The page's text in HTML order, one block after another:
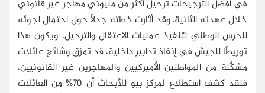
في أفضل الترجيحات ترحيل أكثر من مليوني مهاجر غير قانوني
خلال عهدته الثانية. وقد أثارت خطته جدلًا حول احتمال لجوئه
للحرس الوطني لتنفيذ عمليات الاعتقال والترحيل، ويكون هذا
توريطًا للجيش في إنفاذ تدابير داخلية، قد تمزق وشائج عائلات
مشكَّلة من المواطنين الأميركيين والمهاجرين غير القانونيين،
فلقد كشف استطلاع لمركز بيو للأبحاث أن 70% من العائلات